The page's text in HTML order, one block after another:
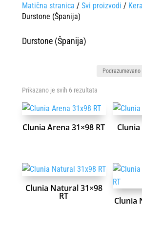
Matična stranica / Svi proizvodi /
Durstone (Španija)
Durstone (Španija)
Prikazano je svih 6 rezultata
Clunia Arena 31×98 RT
Clunia Natural 31×98
RT Clunia